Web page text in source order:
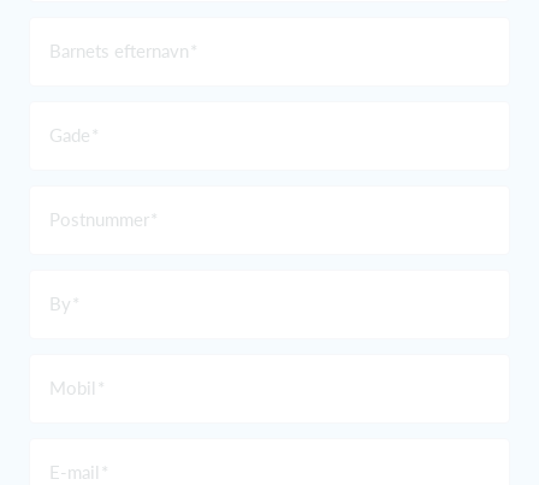
Barnets efternavn
Gade
Postnummer
By
Mobil
E-mail